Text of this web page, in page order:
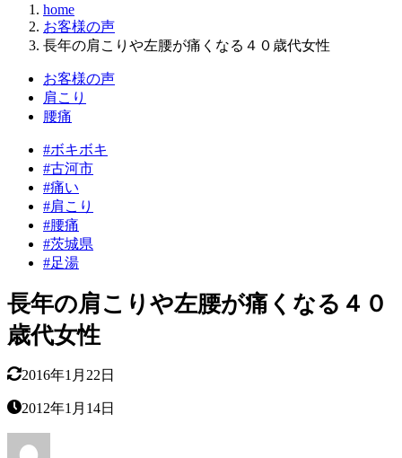
home
お客様の声
長年の肩こりや左腰が痛くなる４０歳代女性
お客様の声
肩こり
腰痛
#ボキボキ
#古河市
#痛い
#肩こり
#腰痛
#茨城県
#足湯
長年の肩こりや左腰が痛くなる４０
歳代女性
2016年1月22日
2012年1月14日